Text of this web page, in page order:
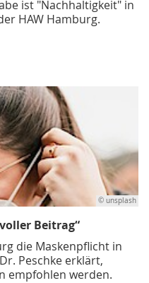
ist "Nachhaltigkeit" in
HAW Hamburg.
© unsplash
Beitrag“
die Maskenpflicht in
Peschke erklärt,
empfohlen werden.